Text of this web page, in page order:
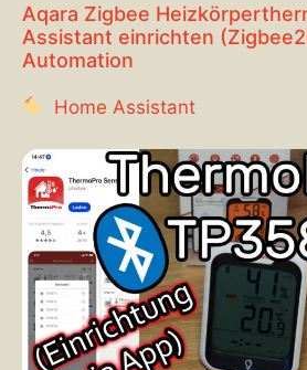
Aqara Zigbee
Assistant einrichten
Automation
Home Assistant